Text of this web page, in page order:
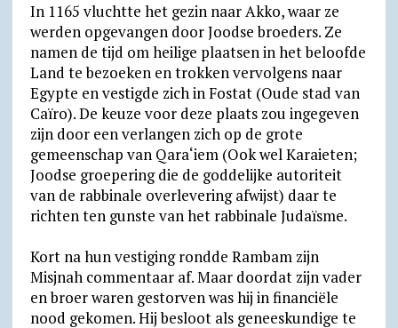
In 1165 vluchtte het gezin naar Akko, waar ze
werden opgevangen door Joodse broeders. Ze
namen de tijd om heilige plaatsen in het beloofde
Land te bezoeken en trokken vervolgens naar
Egypte en vestigde zich in Fostat (Oude stad van
Caïro). De keuze voor deze plaats zou ingegeven
zijn door een verlangen zich op de grote
gemeenschap van Qara‘iem (Ook wel Karaieten;
Joodse groepering die de goddelijke autoriteit
van de rabbinale overlevering afwijst) daar te
richten ten gunste van het rabbinale Judaïsme.
Kort na hun vestiging rondde Rambam zijn
Misjnah commentaar af. Maar doordat zijn vader
en broer waren gestorven was hij in financiële
nood gekomen. Hij besloot als geneeskundige te